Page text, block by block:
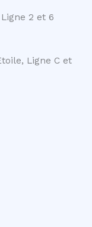
2 et 6
Ligne C et